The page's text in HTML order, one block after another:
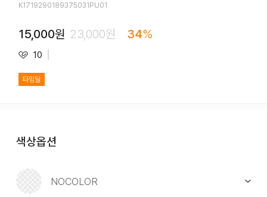
K1719290189375031PU01
15,000원 23,000원 34%
10
타임딜
색상옵션
NOCOLOR